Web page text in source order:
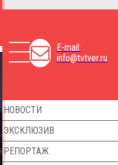
E-mail:
info@tvtver.ru
НОВОСТИ
ЭКСКЛЮЗИВ
РЕПОРТАЖ